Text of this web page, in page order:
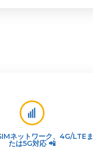
ネットワーク、4G/LTEま
たは5G対応 📲